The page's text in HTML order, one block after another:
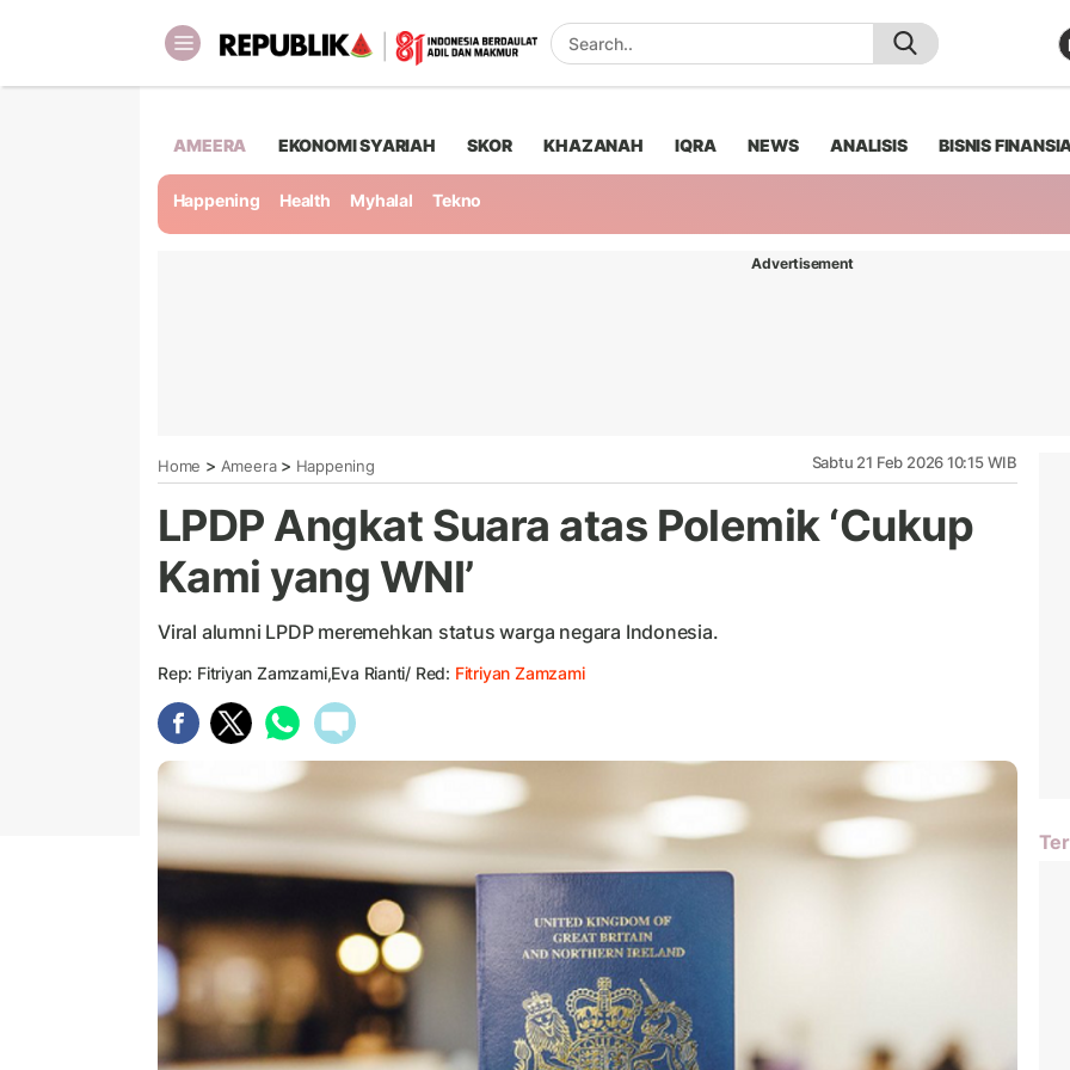
AMEERA EKONOMI SYARIAH SKOR KHAZANAH IQRA NEWS ANALISIS BISNIS
Happening Health Myhalal Tekno
Advertisement
Home > Ameera> Happening Sabtu 21 Feb 2026 10:15 WIB
LPDP Angkat Suara atas Polemik ‘Cukup
Kami yang WNI’
Viral alumni LPDP meremehkan status warga negara Indonesia.
Rep: Fitriyan Zamzami,Eva Rianti/ Red: Fitriyan Zamzami